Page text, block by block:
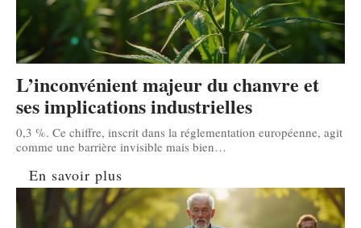
L’inconvénient majeur du chanvre et
ses implications industrielles
0,3 %. Ce chiffre, inscrit dans la réglementation européenne, agit
comme une barrière invisible mais bien…
En savoir plus